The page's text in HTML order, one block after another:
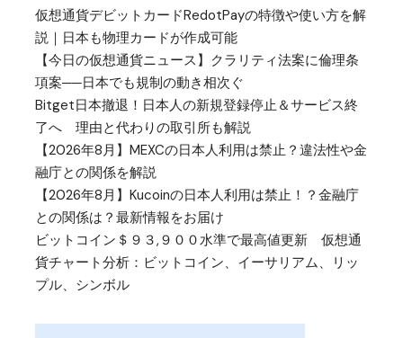
仮想通貨デビットカードRedotPayの特徴や使い方を解
説｜日本も物理カードが作成可能
【今日の仮想通貨ニュース】クラリティ法案に倫理条
項案──日本でも規制の動き相次ぐ
Bitget日本撤退！日本人の新規登録停止＆サービス終
了へ 理由と代わりの取引所も解説
【2026年8月】MEXCの日本人利用は禁止？違法性や金
融庁との関係を解説
【2026年8月】Kucoinの日本人利用は禁止！？金融庁
との関係は？最新情報をお届け
ビットコイン＄９３,９００水準で最高値更新 仮想通
貨チャート分析：ビットコイン、イーサリアム、リッ
プル、シンボル